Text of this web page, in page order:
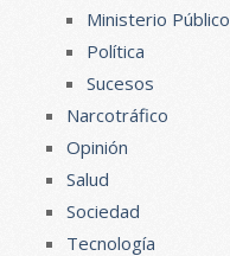
Ministerio Público
Política
Sucesos
Narcotráfico
Opinión
Salud
Sociedad
Tecnología